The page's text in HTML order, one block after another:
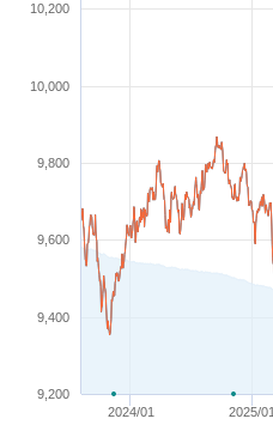
2024/01 2025/01
9,200
9,400
9,600
9,800
10,000
10,200